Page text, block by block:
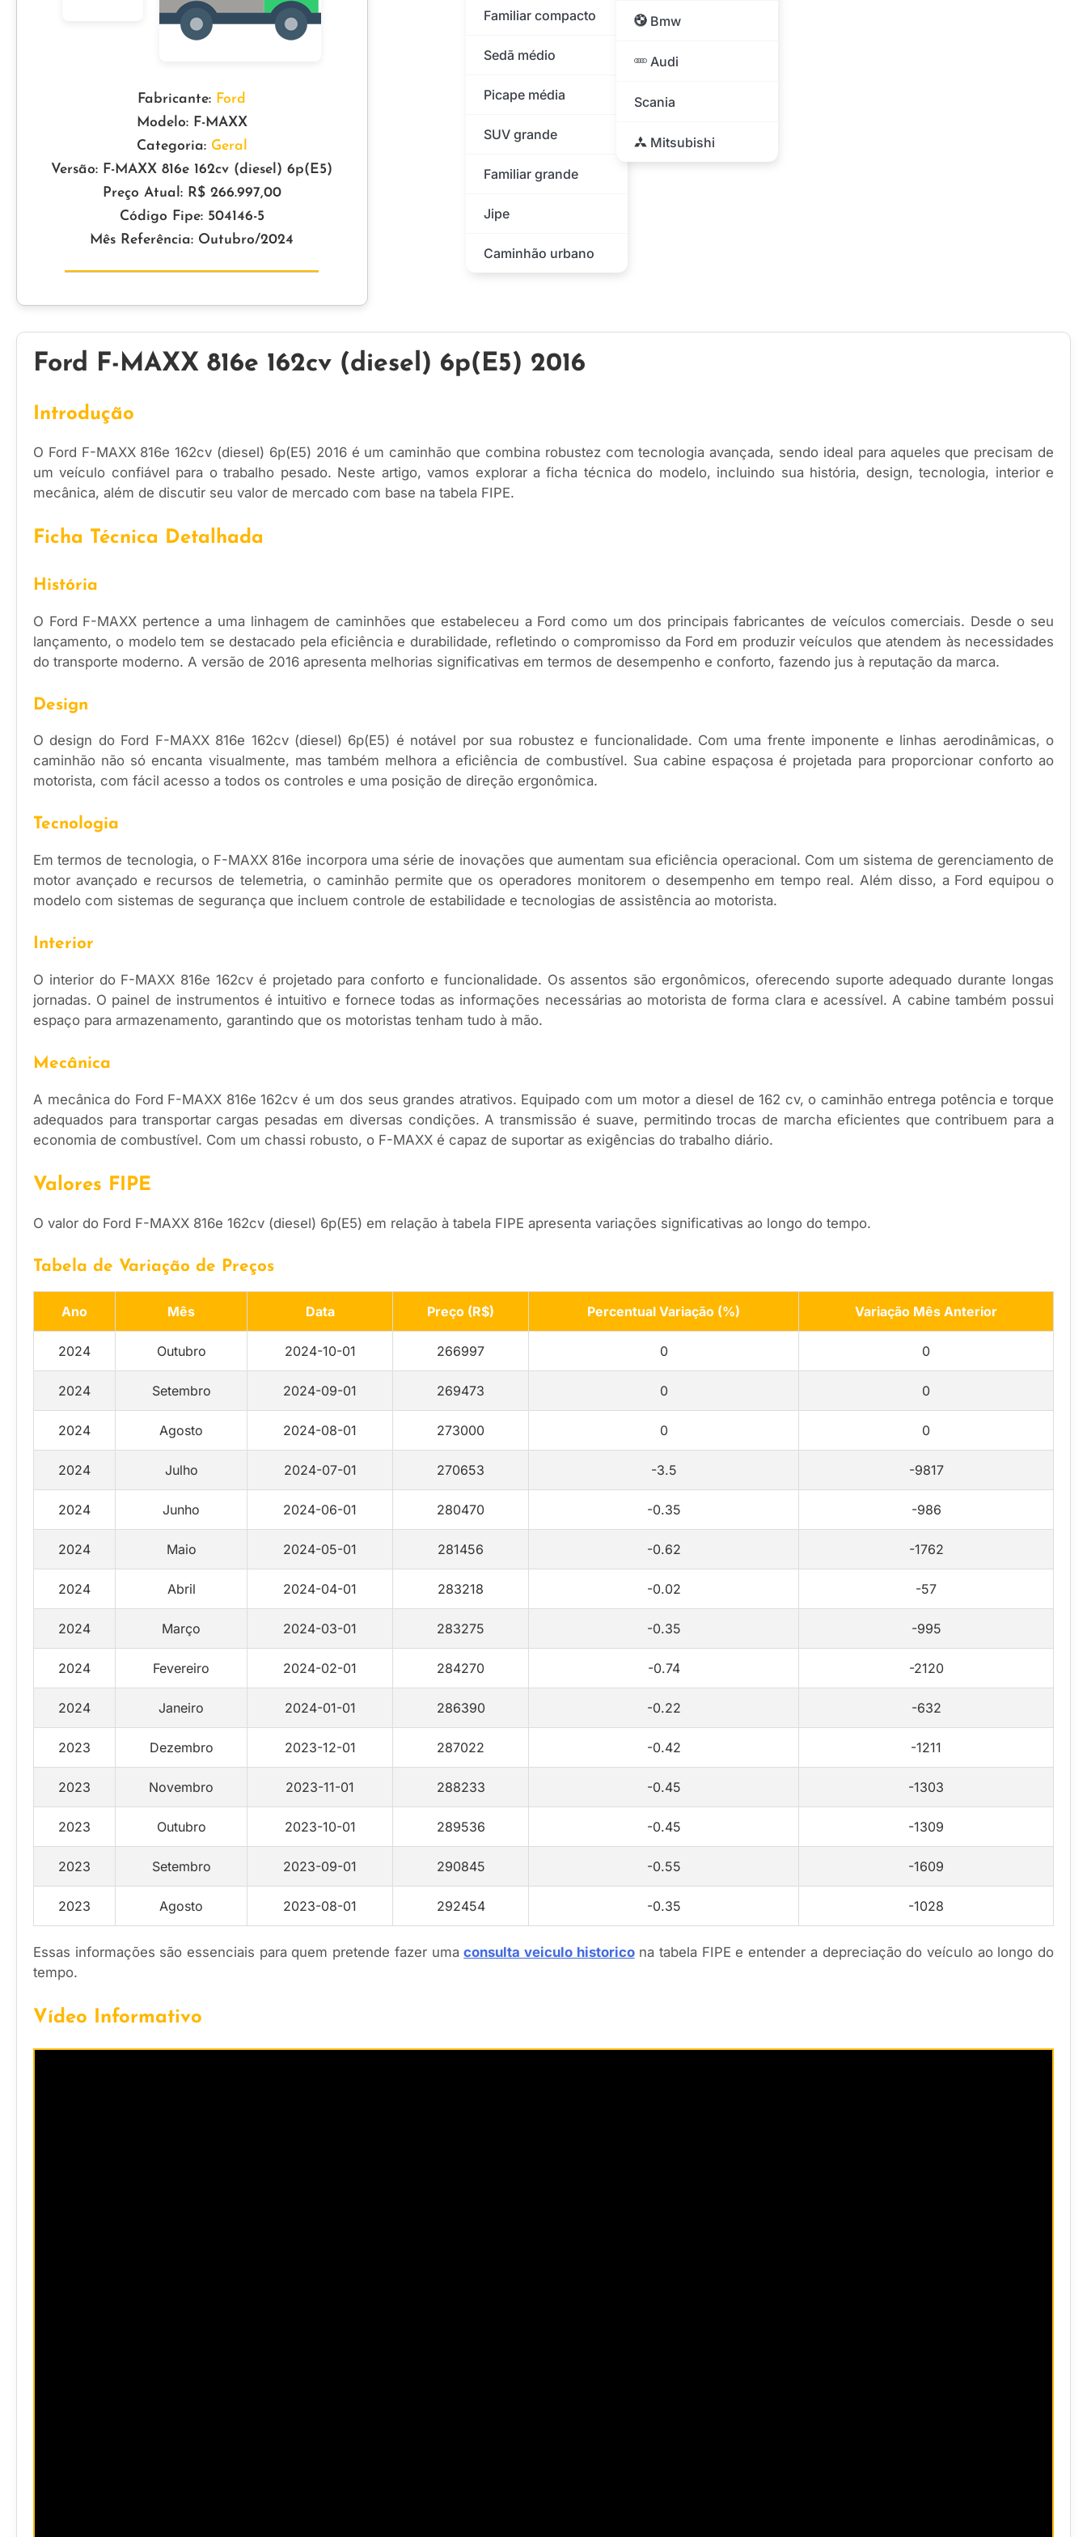
Familiar compacto
Sedã médio
Picape média
SUV grande
Familiar grande
Jipe
Caminhão urbano
Bmw
Audi
Scania
Mitsubishi
Fabricante: Ford
Modelo: F-MAXX
Categoria: Geral
Versão: F-MAXX 816e 162cv (diesel) 6p(E5)
Preço Atual: R$ 266.997,00
Código Fipe: 504146-5
Mês Referência: Outubro/2024
Ford F-MAXX 816e 162cv (diesel) 6p(E5) 2016
Introdução
O Ford F-MAXX 816e 162cv (diesel) 6p(E5) 2016 é um caminhão que combina robustez com tecnologia avançada, sendo ideal para aqueles que precisam de
um veículo confiável para o trabalho pesado. Neste artigo, vamos explorar a ficha técnica do modelo, incluindo sua história, design, tecnologia, interior e
mecânica, além de discutir seu valor de mercado com base na tabela FIPE.
Ficha Técnica Detalhada
História
O Ford F-MAXX pertence a uma linhagem de caminhões que estabeleceu a Ford como um dos principais fabricantes de veículos comerciais. Desde o seu
lançamento, o modelo tem se destacado pela eficiência e durabilidade, refletindo o compromisso da Ford em produzir veículos que atendem às necessidades
do transporte moderno. A versão de 2016 apresenta melhorias significativas em termos de desempenho e conforto, fazendo jus à reputação da marca.
Design
O design do Ford F-MAXX 816e 162cv (diesel) 6p(E5) é notável por sua robustez e funcionalidade. Com uma frente imponente e linhas aerodinâmicas, o
caminhão não só encanta visualmente, mas também melhora a eficiência de combustível. Sua cabine espaçosa é projetada para proporcionar conforto ao
motorista, com fácil acesso a todos os controles e uma posição de direção ergonômica.
Tecnologia
Em termos de tecnologia, o F-MAXX 816e incorpora uma série de inovações que aumentam sua eficiência operacional. Com um sistema de gerenciamento de
motor avançado e recursos de telemetria, o caminhão permite que os operadores monitorem o desempenho em tempo real. Além disso, a Ford equipou o
modelo com sistemas de segurança que incluem controle de estabilidade e tecnologias de assistência ao motorista.
Interior
O interior do F-MAXX 816e 162cv é projetado para conforto e funcionalidade. Os assentos são ergonômicos, oferecendo suporte adequado durante longas
jornadas. O painel de instrumentos é intuitivo e fornece todas as informações necessárias ao motorista de forma clara e acessível. A cabine também possui
espaço para armazenamento, garantindo que os motoristas tenham tudo à mão.
Mecânica
A mecânica do Ford F-MAXX 816e 162cv é um dos seus grandes atrativos. Equipado com um motor a diesel de 162 cv, o caminhão entrega potência e torque
adequados para transportar cargas pesadas em diversas condições. A transmissão é suave, permitindo trocas de marcha eficientes que contribuem para a
economia de combustível. Com um chassi robusto, o F-MAXX é capaz de suportar as exigências do trabalho diário.
Valores FIPE
O valor do Ford F-MAXX 816e 162cv (diesel) 6p(E5) em relação à tabela FIPE apresenta variações significativas ao longo do tempo.
Tabela de Variação de Preços
Ano Mês Data Preço (R$) Percentual Variação (%) Variação Mês Anterior
2024 Outubro 2024-10-01 266997 0 0
2024 Setembro 2024-09-01 269473 0 0
2024 Agosto 2024-08-01 273000 0 0
2024 Julho 2024-07-01 270653 -3.5 -9817
2024 Junho 2024-06-01 280470 -0.35 -986
2024 Maio 2024-05-01 281456 -0.62 -1762
2024 Abril 2024-04-01 283218 -0.02 -57
2024 Março 2024-03-01 283275 -0.35 -995
2024 Fevereiro 2024-02-01 284270 -0.74 -2120
2024 Janeiro 2024-01-01 286390 -0.22 -632
2023 Dezembro 2023-12-01 287022 -0.42 -1211
2023 Novembro 2023-11-01 288233 -0.45 -1303
2023 Outubro 2023-10-01 289536 -0.45 -1309
2023 Setembro 2023-09-01 290845 -0.55 -1609
2023 Agosto 2023-08-01 292454 -0.35 -1028
Essas informações são essenciais para quem pretende fazer umaconsulta veiculo historicona tabela FIPE e entender a depreciação do veículo ao longo do
tempo.
Vídeo Informativo